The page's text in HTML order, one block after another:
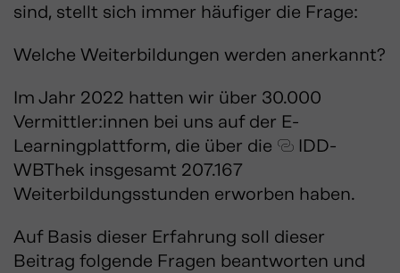
sind, stellt sich immer häufiger die Frage:
Welche Weiterbildungen werden anerkannt?
Im Jahr 2022 hatten wir über 30.000
Vermittler:innen bei uns auf der E-
Learningplattform, die über die
IDD-
WBThek insgesamt 207.167
Weiterbildungsstunden erworben haben.
Auf Basis dieser Erfahrung soll dieser
Beitrag folgende Fragen beantworten und